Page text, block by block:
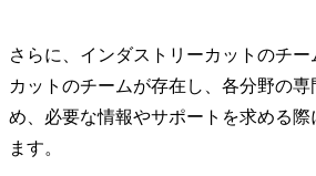
さらに、インダストリーカットのチ
カットのチームが存在し、各分野の
め、必要な情報やサポートを求める際
ます。